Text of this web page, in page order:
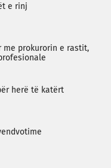
e rinj
me prokurorin e rastit,
herë të katërt